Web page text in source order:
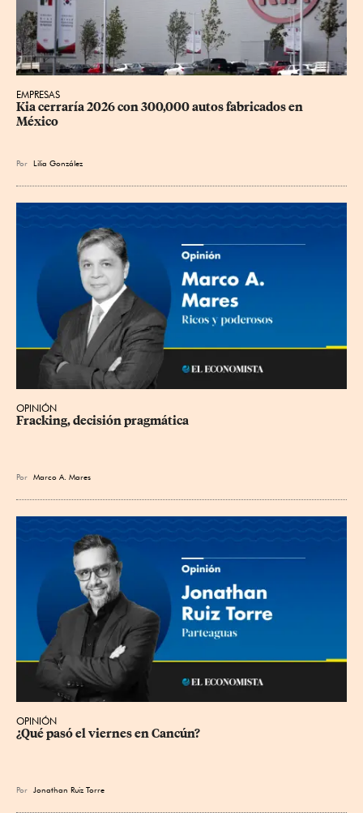
EMPRESAS
Kia cerraría 2026 con 300,000 autos fabricados en
México
Por Lilia González
OPINIÓN
Fracking, decisión pragmática
Por Marco A. Mares
OPINIÓN
¿Qué pasó el viernes en Cancún?
Por Jonathan Ruiz Torre